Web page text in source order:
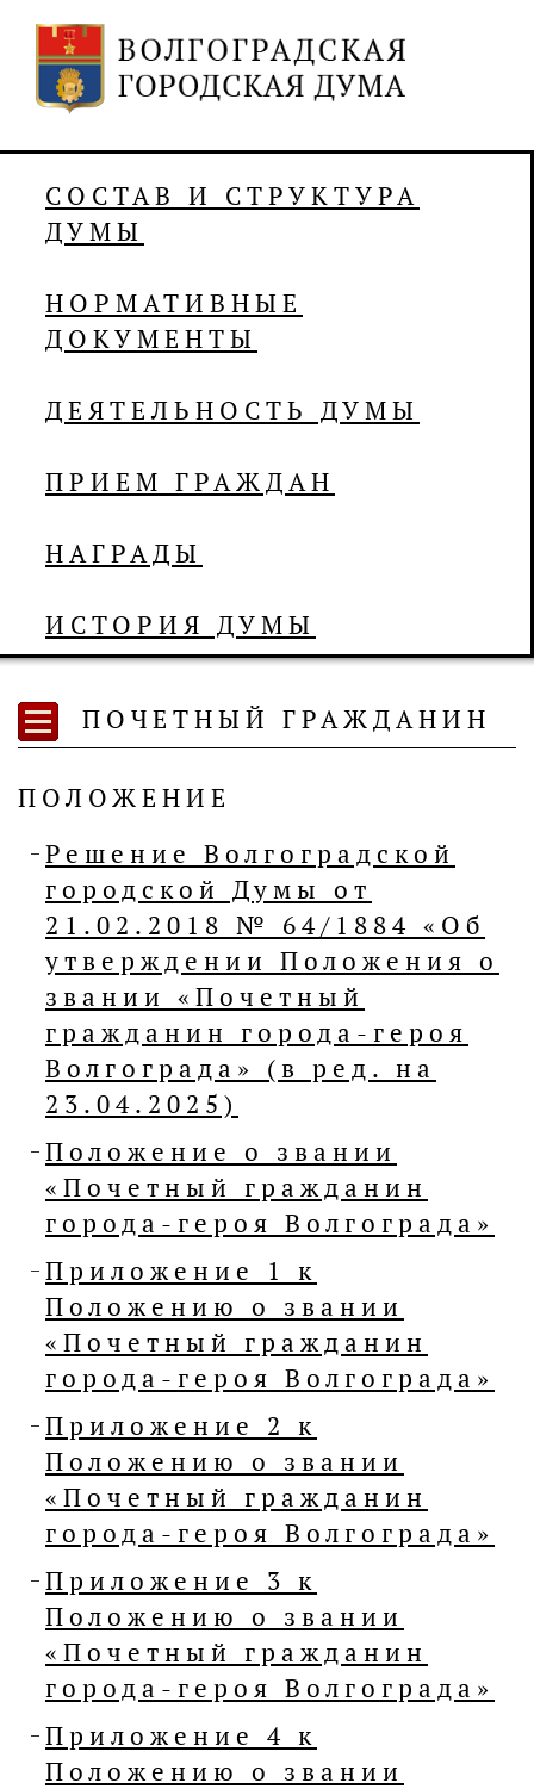
СОСТАВ И СТРУКТУРА
ДУМЫ
НОРМАТИВНЫЕ
ДОКУМЕНТЫ
ДЕЯТЕЛЬНОСТЬ ДУМЫ
ПРИЕМ ГРАЖДАН
НАГРАДЫ
ИСТОРИЯ ДУМЫ
ПОЧЕТНЫЙ ГРАЖДАНИН
ПОЛОЖЕНИЕ
Решение Волгоградской
городской Думы от
21.02.2018 № 64/1884 «Об
утверждении Положения о
звании «Почетный
гражданин города-героя
Волгограда» (в ред. на
23.04.2025)
Положение о звании
«Почетный гражданин
города-героя Волгограда»
Приложение 1 к
Положению о звании
«Почетный гражданин
города-героя Волгограда»
Приложение 2 к
Положению о звании
«Почетный гражданин
города-героя Волгограда»
Приложение 3 к
Положению о звании
«Почетный гражданин
города-героя Волгограда»
Приложение 4 к
Положению о звании